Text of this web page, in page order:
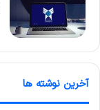
آخرین نوشته ها